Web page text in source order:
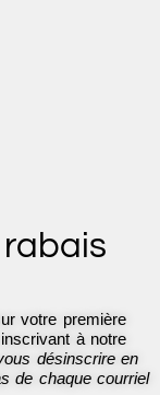
rabais
votre première
à notre
désinscrire en
de chaque courriel